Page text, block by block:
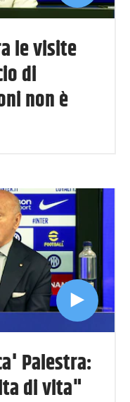
le visite
di
non è
Palestra:
di vita"